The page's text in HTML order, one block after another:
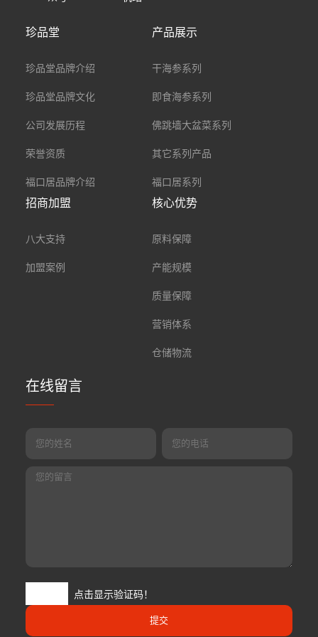
珍品堂
珍品堂品牌介绍
珍品堂品牌文化
公司发展历程
荣誉资质
福口居品牌介绍
产品展示
干海参系列
即食海参系列
佛跳墙大盆菜系列
其它系列产品
福口居系列
招商加盟
八大支持
加盟案例
核心优势
原料保障
产能规模
质量保障
营销体系
仓储物流
在线留言
点击显示验证码！
提交